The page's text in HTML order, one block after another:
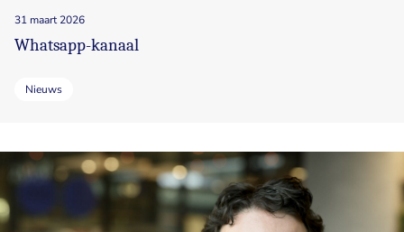
31 maart 2026
Whatsapp-kanaal
Nieuws